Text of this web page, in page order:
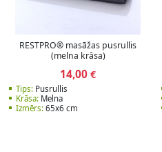
RESTPRO® masāžas pusrullis
(melna krāsa)
14,00 €
Tips:Pusrullis
Krāsa:Melna
Izmērs:65x6 cm